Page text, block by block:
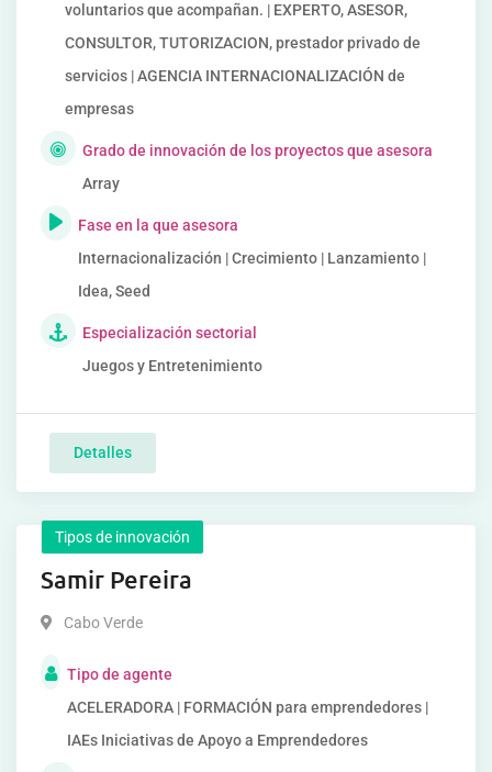
voluntarios que acompañan. | EXPERTO, ASESOR,
CONSULTOR, TUTORIZACION, prestador privado de
servicios | AGENCIA INTERNACIONALIZACIÓN de
empresas
Grado de innovación de los proyectos que asesora
Array
Fase en la que asesora
Internacionalización | Crecimiento | Lanzamiento |
Idea, Seed
Especialización sectorial
Juegos y Entretenimiento
Detalles
Tipos de innovación
Samir Pereira
Cabo Verde
Tipo de agente
ACELERADORA | FORMACIÓN para emprendedores |
IAEs Iniciativas de Apoyo a Emprendedores